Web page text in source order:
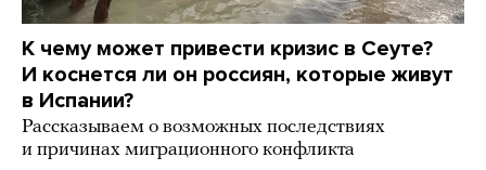
К чему может привести кризис в Сеуте?
И коснется ли он россиян, которые живут
в Испании?
Рассказываем о возможных последствиях
и причинах миграционного конфликта